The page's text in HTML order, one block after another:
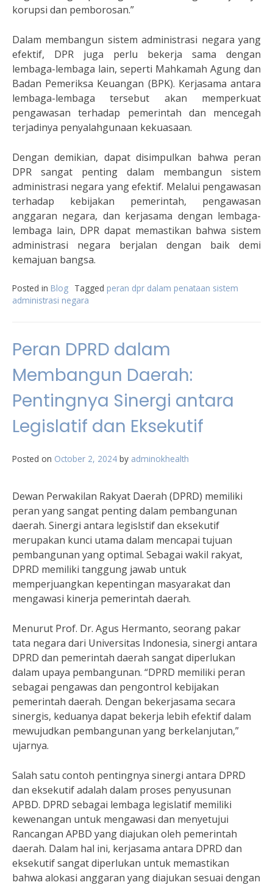
korupsi dan pemborosan.”
Dalam membangun sistem administrasi negara yang
efektif, DPR juga perlu bekerja sama dengan
lembaga-lembaga lain, seperti Mahkamah Agung dan
Badan Pemeriksa Keuangan (BPK). Kerjasama antara
lembaga-lembaga tersebut akan memperkuat
pengawasan terhadap pemerintah dan mencegah
terjadinya penyalahgunaan kekuasaan.
Dengan demikian, dapat disimpulkan bahwa peran
DPR sangat penting dalam membangun sistem
administrasi negara yang efektif. Melalui pengawasan
terhadap kebijakan pemerintah, pengawasan
anggaran negara, dan kerjasama dengan lembaga-
lembaga lain, DPR dapat memastikan bahwa sistem
administrasi negara berjalan dengan baik demi
kemajuan bangsa.
Posted in Blog Tagged peran dpr dalam penataan sistem
administrasi negara
Peran DPRD dalam
Membangun Daerah:
Pentingnya Sinergi antara
Legislatif dan Eksekutif
Posted on October 2, 2024 by adminokhealth
Dewan Perwakilan Rakyat Daerah (DPRD) memiliki
peran yang sangat penting dalam pembangunan
daerah. Sinergi antara legislstif dan eksekutif
merupakan kunci utama dalam mencapai tujuan
pembangunan yang optimal. Sebagai wakil rakyat,
DPRD memiliki tanggung jawab untuk
memperjuangkan kepentingan masyarakat dan
mengawasi kinerja pemerintah daerah.
Menurut Prof. Dr. Agus Hermanto, seorang pakar
tata negara dari Universitas Indonesia, sinergi antara
DPRD dan pemerintah daerah sangat diperlukan
dalam upaya pembangunan. “DPRD memiliki peran
sebagai pengawas dan pengontrol kebijakan
pemerintah daerah. Dengan bekerjasama secara
sinergis, keduanya dapat bekerja lebih efektif dalam
mewujudkan pembangunan yang berkelanjutan,”
ujarnya.
Salah satu contoh pentingnya sinergi antara DPRD
dan eksekutif adalah dalam proses penyusunan
APBD. DPRD sebagai lembaga legislatif memiliki
kewenangan untuk mengawasi dan menyetujui
Rancangan APBD yang diajukan oleh pemerintah
daerah. Dalam hal ini, kerjasama antara DPRD dan
eksekutif sangat diperlukan untuk memastikan
bahwa alokasi anggaran yang diajukan sesuai dengan